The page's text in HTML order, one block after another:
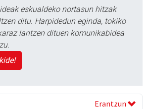
eskualdeko nortasun hitzak
ditu. Harpidedun eginda, tokiko
lantzen dituen komunikabidea
Erantzun